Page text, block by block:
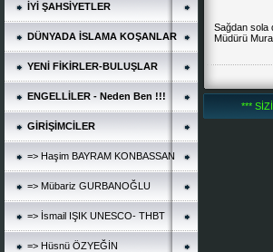
İYİ ŞAHSİYETLER
DÜNYADA İSLAMA KOŞANLAR
YENİ FİKİRLER-BULUŞLAR
ENGELLİLER - Neden Ben !!!
GİRİŞİMCİLER
=> Haşim BAYRAM KONBASSAN
=> Mübariz GURBANOĞLU
=> İsmail IŞIK UNESCO- THBT
=> Hüsnü ÖZYEĞİN
Sağdan sola
Müdürü
***